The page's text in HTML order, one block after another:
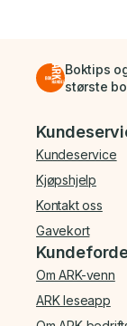
Boktips
største
Bunnmeny
Kundeservice
Kjøpshjelp
Kontakt oss
Gavekort
Om ARK-venn
ARK leseapp